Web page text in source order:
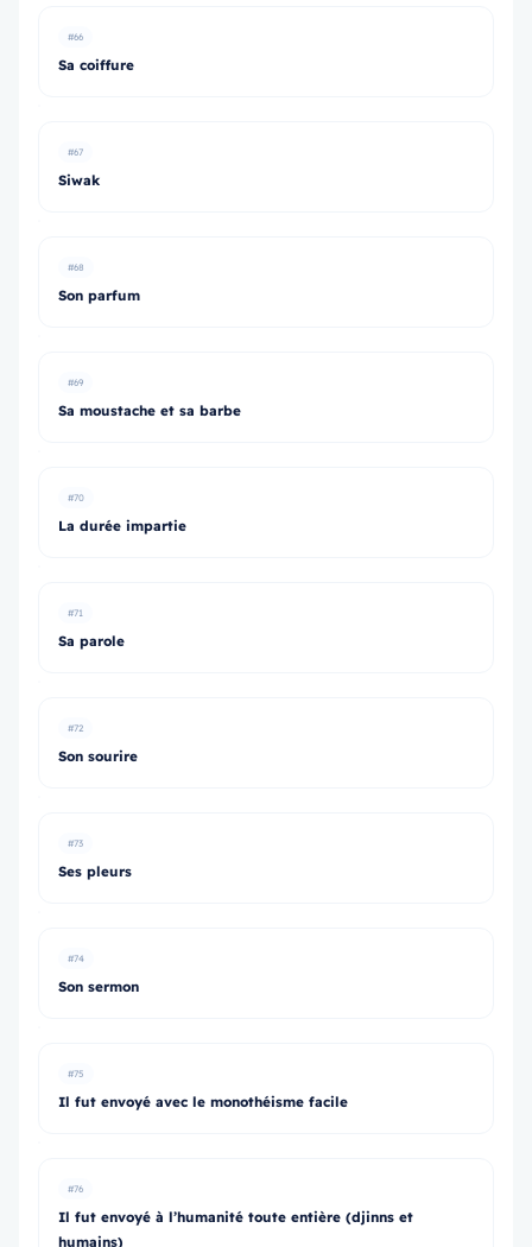
#66
Sa coiffure
#67
Siwak
#68
Son parfum
#69
Sa moustache et sa barbe
#70
La durée impartie
#71
Sa parole
#72
Son sourire
#73
Ses pleurs
#74
Son sermon
#75
Il fut envoyé avec le monothéisme facile
#76
Il fut envoyé à l’humanité toute entière (djinns et
humains)